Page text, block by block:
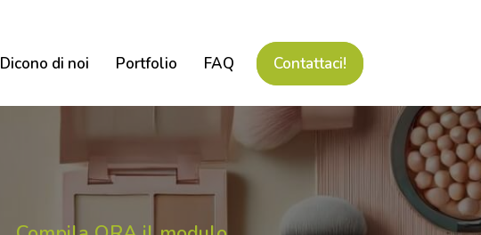
Dicono di noi Portfolio FAQ Contattaci!